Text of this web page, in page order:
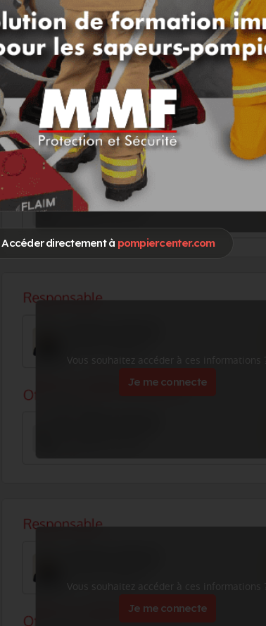
Accéder directement à pompiercenter.com
Go !
Vous souhaitez accéder à ces informations
Je me connecte
Vous souhaitez accéder à ces informations
Je me connecte
Vous souhaitez accéder à ces informations
Je me connecte